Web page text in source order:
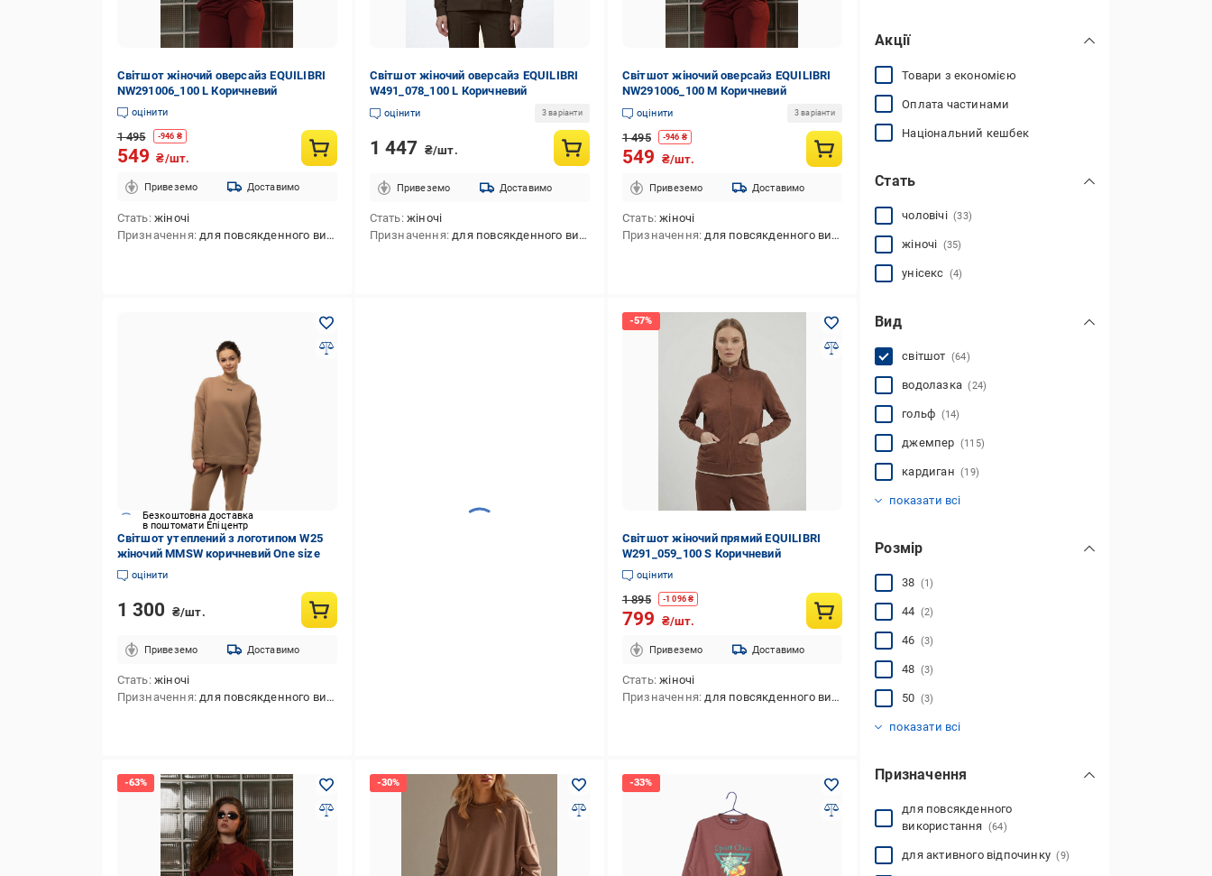
Світшот жіночий оверсайз EQUILIBRI
NW291006_100 L Коричневий
оцінити
1 495 -946 ₴
549 ₴/шт.
Привеземо Доставимо
Стать жіночі
Призначення для повсякденного використання
Світшот жіночий оверсайз EQUILIBRI
W491_078_100 L Коричневий
оцінити 3 варіанти
1 447 ₴/шт.
Привеземо Доставимо
Стать жіночі
Призначення для повсякденного використання
Світшот жіночий оверсайз EQUILIBRI
NW291006_100 M Коричневий
оцінити 3 варіанти
1 495 -946 ₴
549 ₴/шт.
Привеземо Доставимо
Стать жіночі
Призначення для повсякденного використання
Безкоштовна доставка
в поштомати Епіцентр
Світшот утеплений з логотипом W25
жіночий MMSW коричневий One size
оцінити
1 300 ₴/шт.
Привеземо Доставимо
Стать жіночі
Призначення для повсякденного використання
Світшот жіночий прямий EQUILIBRI
W291_059_100 S Коричневий
оцінити
1 895 -1 096₴
799 ₴/шт.
Привеземо Доставимо
Стать жіночі
Призначення для повсякденного використання
Акції
Товари з економією
Оплата частинами
Національний кешбек
Стать
чоловічі(33)
жіночі (35)
унісекс (4)
Вид
світшот (64)
водолазка(24)
гольф (14)
джемпер (115)
кардиган(19)
показати всі
Розмір
38 (1)
44 (2)
46 (3)
48 (3)
50 (3)
показати всі
Призначення
для повсякденного
використання (64)
для активного відпочинку(9)